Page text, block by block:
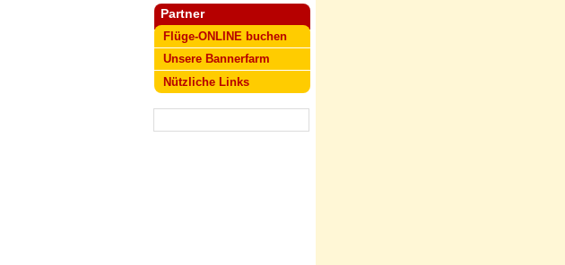
Partner
Flüge-ONLINE buchen
Unsere Bannerfarm
Nützliche Links